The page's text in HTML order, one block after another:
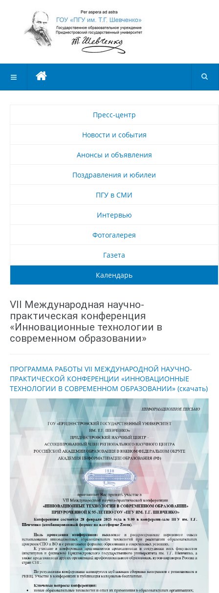
Пресс-центр
Новости и события
Анонсы и объявления
Поздравления и юбилеи
ПГУ в СМИ
Интервью
Фотогалерея
Газета
Календарь
VII Международная научно-
практическая конференция
«Инновационные технологии в
современном образовании»
ПРОГРАММА РАБОТЫ VII МЕЖДУНАРОДНОЙ НАУЧНО-
ПРАКТИЧЕСКОЙ КОНФЕРЕНЦИИ «ИННОВАЦИОННЫЕ
ТЕХНОЛОГИИ В СОВРЕМЕННОМ ОБРАЗОВАНИИ» (скачать)